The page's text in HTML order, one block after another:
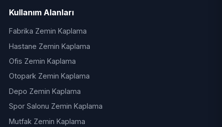
Kullanım Alanları
Fabrika Zemin Kaplama
Hastane Zemin Kaplama
Ofis Zemin Kaplama
Otopark Zemin Kaplama
Depo Zemin Kaplama
Spor Salonu Zemin Kaplama
Mutfak Zemin Kaplama